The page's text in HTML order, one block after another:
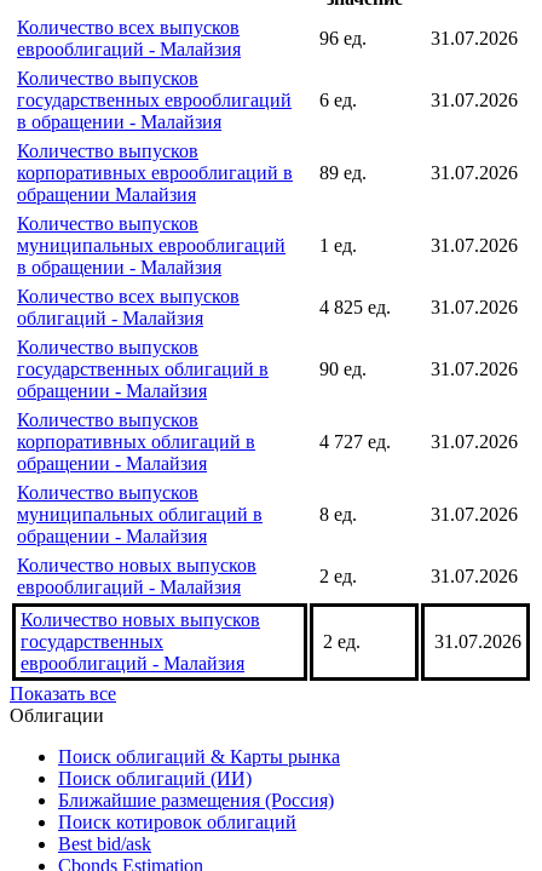
Индекс
Количество всех выпусков
еврооблигаций - Малайзия
Количество выпусков
государственных еврооблигаций
в обращении - Малайзия
6 ед. 31.07.2026
Количество выпусков
корпоративных еврооблигаций в
обращении Малайзия
89 ед. 31.07.2026
Количество выпусков
муниципальных еврооблигаций
в обращении - Малайзия
Количество всех выпусков
облигаций - Малайзия
Количество выпусков
государственных облигаций в
обращении - Малайзия
90 ед. 31.07.2026
Количество выпусков
корпоративных облигаций в
обращении - Малайзия
4 727 ед. 31.07.2026
Количество выпусков
муниципальных облигаций в
обращении - Малайзия
Количество новых выпусков
еврооблигаций - Малайзия
Количество новых выпусков
государственных
еврооблигаций - Малайзия
Показать все
Облигации
Поиск облигаций & Карты рынка
Поиск облигаций (ИИ)